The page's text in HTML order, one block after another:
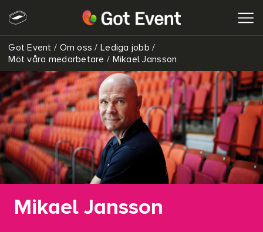
SÖK
Got Event / Om oss / Lediga jobb /
Möt våra medarbetare / Mikael Jansson
Mikael Jansson